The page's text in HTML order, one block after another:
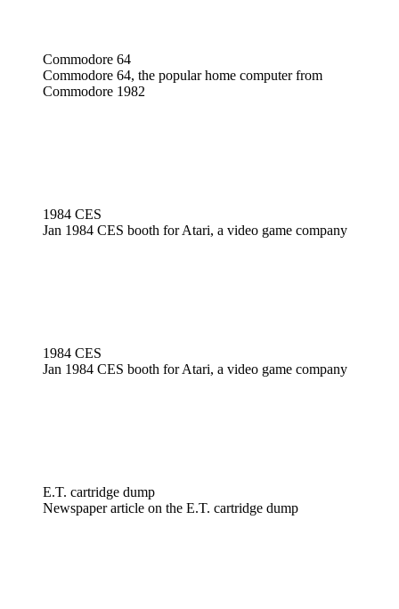
Commodore 64
Commodore 64, the popular home computer from
Commodore 1982
1984 CES
Jan 1984 CES booth for Atari, a video game company
1984 CES
Jan 1984 CES booth for Atari, a video game company
E.T. cartridge dump
Newspaper article on the E.T. cartridge dump